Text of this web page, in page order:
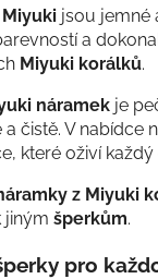
jsou jemné
a
Miyuki korálků.
náramek je
a čistě. V nabídce
které oživí každý
z Miyuki
jiným šperkům.
pro